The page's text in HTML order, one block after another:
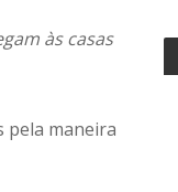
às casas
pela maneira